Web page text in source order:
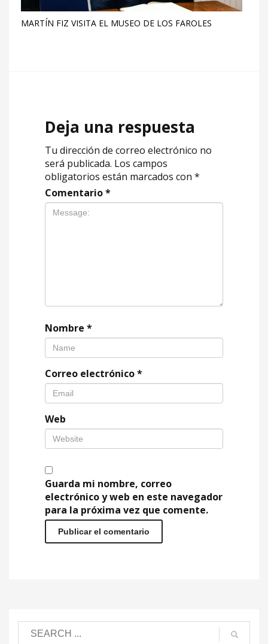
MARTÍN FIZ VISITA EL MUSEO DE LOS FAROLES
Deja una respuesta
Tu dirección de correo electrónico no
será publicada. Los campos
obligatorios están marcados con *
Comentario*
Nombre *
Correo electrónico*
Web
Guarda mi nombre, correo
electrónico y web en este navegador
para la próxima vez que comente.